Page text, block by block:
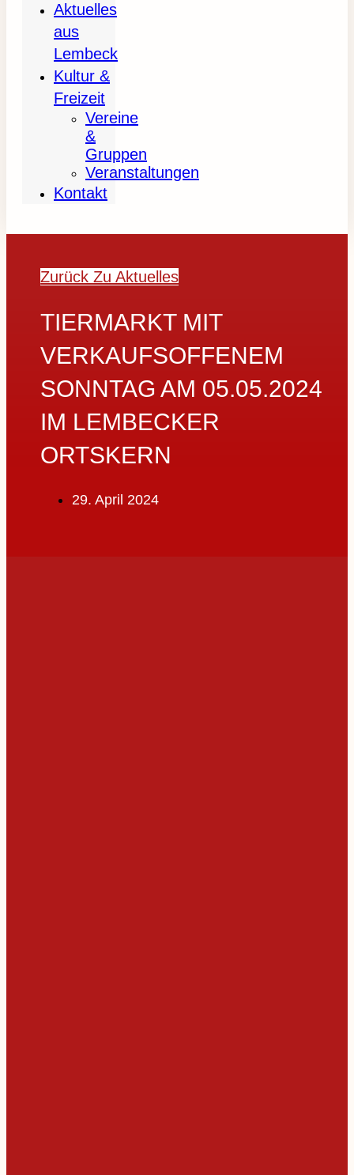
Aktuelles
aus
Lembeck
Kultur &
Freizeit
Vereine
&
Gruppen
Veranstaltungen
Kontakt
Zurück Zu Aktuelles
TIERMARKT MIT
VERKAUFSOFFENEM
SONNTAG AM 05.05.2024
IM LEMBECKER
ORTSKERN
29. April 2024